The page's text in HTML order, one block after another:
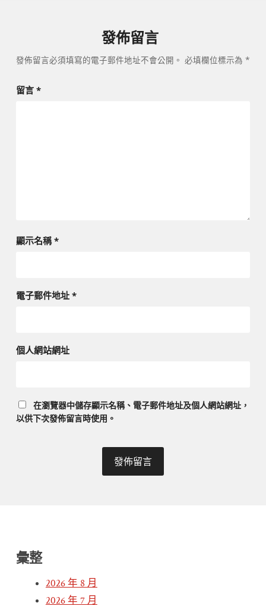
發佈留言
發佈留言必須填寫的電子郵件地址不會公開。 必填欄位標示為 *
留言 *
顯示名稱*
電子郵件地址 *
個人網站網址
在瀏覽器中儲存顯示名稱、電子郵件地址及個人網站網址，
以供下次發佈留言時使用。
彙整
2026 年 8 月
2026 年 7 月